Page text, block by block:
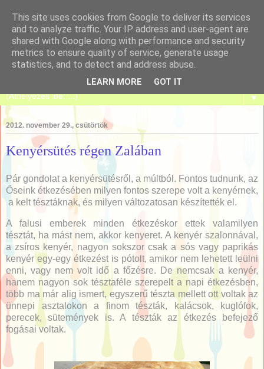
Tanulj meg sütni!
▼
2012. november 29., csütörtök
Kenyérsütés régen Zalában
Pár gondolat a kenyérsütésről, a múltból. Fontos tudnunk, az
Őseink étkezésében milyen fontos szerepe volt a kenyérnek,
a kelt tésztáknak, és milyen változatosan készítették el.
A falusi emberek minden étkezéskor ettek valamilyen
tésztát, ha mást nem, akkor kenyeret. A kenyér szalonnával,
a zsíros kenyér, nagyon sokszor csak a sós vagy paprikás
kenyér egy-egy étkezést is pótolt, amikor nem lehetett leülni
enni, vagy nem volt idő a főzésre. De nemcsak a kenyér,
hanem nagyon sok tésztaféle szerepelt a napi étkezésben,
több ma már alig ismert, egyszerű tészta mellett ott voltak az
ünnepi asztalokon a finom tészták, kalácsok, kuglófok,
perecek, sütemények is. A tészták az étkezés befejező
fogásai voltak.
This site uses cookies from Google to deliver its services
and to analyze traffic. Your IP address and user-agent are
shared with Google along with performance and security
metrics to ensure quality of service, generate usage
statistics, and to detect and address abuse.
LEARN MORE GOT IT